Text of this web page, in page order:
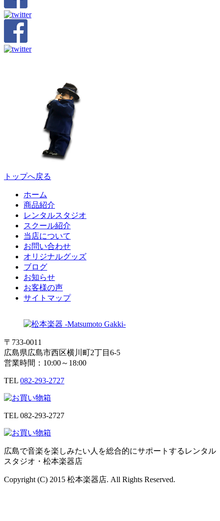
トップへ戻る
ホーム
商品紹介
レンタルスタジオ
スクール紹介
当店について
お問い合わせ
オリジナルグッズ
ブログ
お知らせ
お客様の声
サイトマップ
〒733-0011
広島県広島市西区横川町2丁目6-5
営業時間：10:00～18:00
TEL 082-293-2727
TEL 082-293-2727
広島で音楽を楽しみたい人を総合的にサポートするレンタル
スタジオ・松本楽器店
Copyright (C) 2015 松本楽器店. All Rights Reserved.